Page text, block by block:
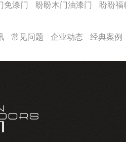
免漆门 盼盼木门油漆门 盼盼福
常见问题 企业动态 经典案例